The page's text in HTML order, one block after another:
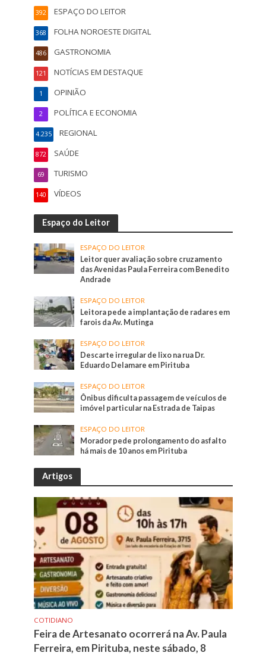
ESPAÇO DO LEITOR
392
FOLHA NOROESTE DIGITAL
368
GASTRONOMIA
486
NOTÍCIAS EM DESTAQUE
121
OPINIÃO
1
POLÍTICA E ECONOMIA
2
REGIONAL
4.235
SAÚDE
872
TURISMO
69
VÍDEOS
140
Espaço do Leitor
ESPAÇO DO LEITOR
Leitor quer avaliação sobre cruzamento
das Avenidas Paula Ferreira com Benedito
Andrade
ESPAÇO DO LEITOR
Leitora pede a implantação de radares em
farois da Av. Mutinga
ESPAÇO DO LEITOR
Descarte irregular de lixo na rua Dr.
Eduardo Delamare em Pirituba
ESPAÇO DO LEITOR
Ônibus dificulta passagem de veículos de
imóvel particular na Estrada de Taipas
ESPAÇO DO LEITOR
Morador pede prolongamento do asfalto
há mais de 10 anos em Pirituba
Artigos
COTIDIANO
Feira de Artesanato ocorrerá na Av. Paula
Ferreira, em Pirituba, neste sábado, 8